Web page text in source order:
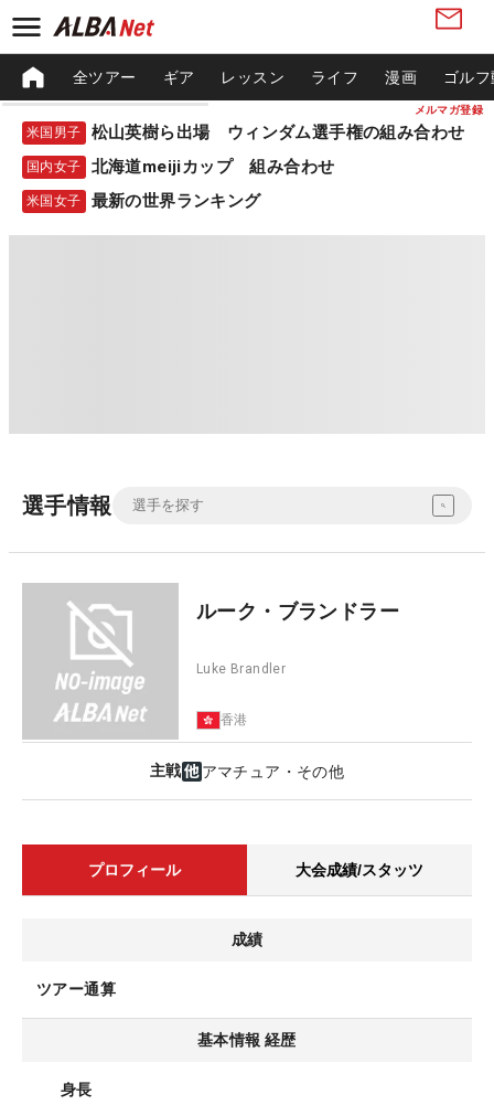
メルマガ登録
全ツアー ギア レッスン ライフ 漫画 ゴル
米国男子 松山英樹ら出場 ウィンダム選手権の組み合わせ
国内女子 北海道meijiカップ 組み合わせ
米国女子 最新の世界ランキング
選手情報
ルーク・ブランドラー
Luke Brandler
香港
主戦 アマチュア・その他
プロフィール 大会成績/スタッツ
成績
ツアー通算
基本情報 経歴
身長